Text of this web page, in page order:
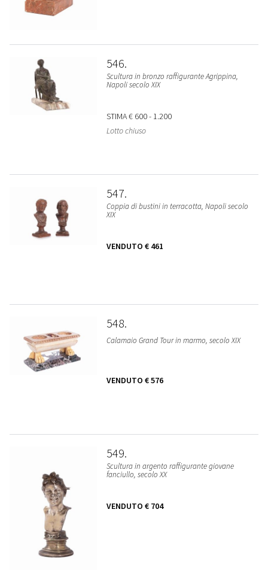
546
Scultura in bronzo raffigurante Agrippina,
Napoli secolo XIX
STIMA€ 600 - 1.200
Lotto chiuso
547
Coppia di bustini in terracotta, Napoli secolo
XIX
VENDUTO € 461
548
Calamaio Grand Tour in marmo, secolo XIX
VENDUTO € 576
549
Scultura in argento raffigurante giovane
fanciullo, secolo XX
VENDUTO € 704